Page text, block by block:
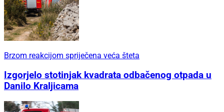
Brzom reakcijom spriječena veća šteta
Izgorjelo stotinjak kvadrata odbačenog otpada u
Danilo Kraljicama